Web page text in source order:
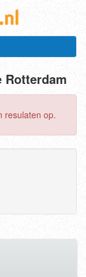
Rotterdam
resulaten op.